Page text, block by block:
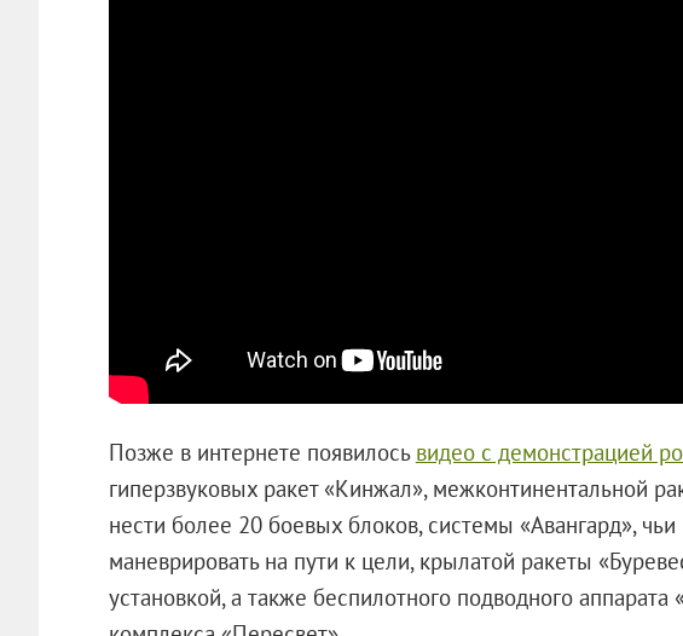
Позже в интернете появилось видео с демонстрацией
гиперзвуковых ракет «Кинжал», межконтинентальной
нести более 20 боевых блоков, системы «Авангард»,
маневрировать на пути к цели, крылатой ракеты
установкой, а также беспилотного подводного